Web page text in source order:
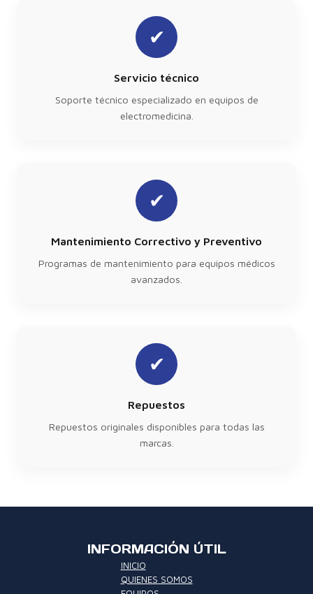
✔
Servicio técnico
Soporte técnico especializado en equipos de
electromedicina.
✔
Mantenimiento Correctivo y Preventivo
Programas de mantenimiento para equipos médicos
avanzados.
✔
Repuestos
Repuestos originales disponibles para todas las
marcas.
INFORMACIÓN ÚTIL
INICIO
QUIENES SOMOS